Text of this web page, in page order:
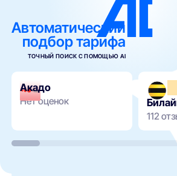
Автоматический
подбор тарифа
ТОЧНЫЙ ПОИСК С ПОМОЩЬЮ AI
Акадо
Нет оценок
112